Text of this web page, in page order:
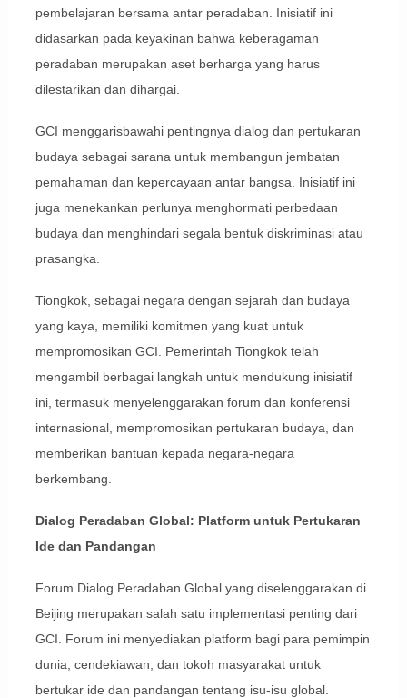
pembelajaran bersama antar peradaban. Inisiatif ini
didasarkan pada keyakinan bahwa keberagaman
peradaban merupakan aset berharga yang harus
dilestarikan dan dihargai.
GCI menggarisbawahi pentingnya dialog dan pertukaran
budaya sebagai sarana untuk membangun jembatan
pemahaman dan kepercayaan antar bangsa. Inisiatif ini
juga menekankan perlunya menghormati perbedaan
budaya dan menghindari segala bentuk diskriminasi atau
prasangka.
Tiongkok, sebagai negara dengan sejarah dan budaya
yang kaya, memiliki komitmen yang kuat untuk
mempromosikan GCI. Pemerintah Tiongkok telah
mengambil berbagai langkah untuk mendukung inisiatif
ini, termasuk menyelenggarakan forum dan konferensi
internasional, mempromosikan pertukaran budaya, dan
memberikan bantuan kepada negara-negara
berkembang.
Dialog Peradaban Global: Platform untuk Pertukaran
Ide dan Pandangan
Forum Dialog Peradaban Global yang diselenggarakan di
Beijing merupakan salah satu implementasi penting dari
GCI. Forum ini menyediakan platform bagi para pemimpin
dunia, cendekiawan, dan tokoh masyarakat untuk
bertukar ide dan pandangan tentang isu-isu global.